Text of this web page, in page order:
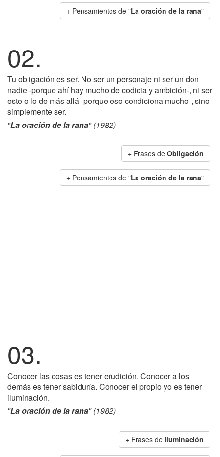
+ Pensamientos de "La oración de la rana"
02.
Tu obligación es ser. No ser un personaje ni ser un don
nadie -porque ahí hay mucho de codicia y ambición-, ni ser
esto o lo de más allá -porque eso condiciona mucho-, sino
simplemente ser.
"La oración de la rana" (1982)
+ Frases de Obligación
+ Pensamientos de "La oración de la rana"
03.
Conocer las cosas es tener erudición. Conocer a los
demás es tener sabiduría. Conocer el propio yo es tener
iluminación.
"La oración de la rana" (1982)
+ Frases de Iluminación